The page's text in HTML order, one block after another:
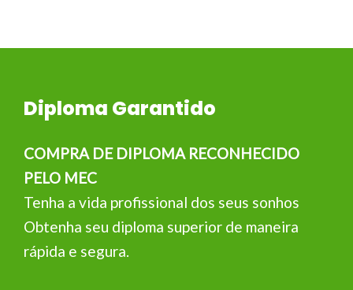
Diploma Garantido
COMPRA DE DIPLOMA RECONHECIDO
PELO MEC
Tenha a vida profissional dos seus sonhos
Obtenha seu diploma superior de maneira
rápida e segura.